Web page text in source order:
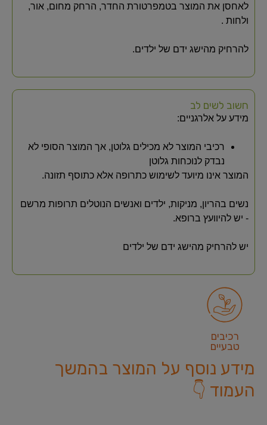
לאחסן את המוצר בטמפרטורת החדר, הרחק מחום, אור,
ולחות .
להרחיק מהישג ידם של ילדים.
חשוב לשים לב
מידע על אלרגניים:
רכיבי המוצר לא מכילים גלוטן, אך המוצר הסופי לא
נבדק לנוכחות גלוטן
המוצר אינו מיועד לשימוש כתרופה אלא כתוסף תזונה.
נשים בהריון, מניקות, ילדים ואנשים הנוטלים תרופות מרשם
- יש להיוועץ ברופא.
יש להרחיק מהישג ידם של ילדים
רכיבים
טבעיים
מידע נוסף על המוצר בהמשך
העמוד 👇